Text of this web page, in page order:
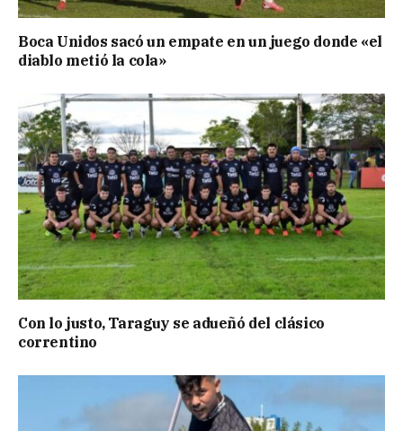
Boca Unidos sacó un empate en un juego donde «el
diablo metió la cola»
Con lo justo, Taraguy se adueñó del clásico
correntino